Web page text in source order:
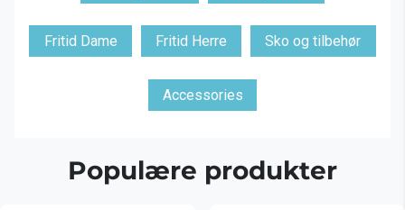
Fritid Dame Fritid Herre Sko og tilbehør
Accessories
Populære produkter